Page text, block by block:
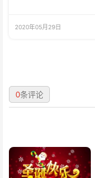
2020年05月29日
0条评论